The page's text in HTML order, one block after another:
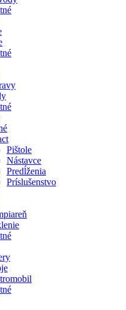
Pištole
Nástavce
Predĺženia
Príslušenstvo